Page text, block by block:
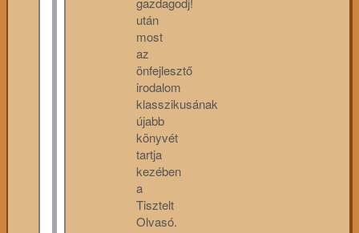
után
most
az
önfejlesztő
irodalom
klasszikusának
újabb
könyvét
tartja
kezében
a
Tisztelt
Olvasó.